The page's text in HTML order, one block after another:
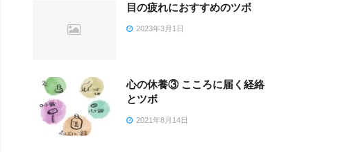
目の疲れにおすすめのツボ
2023年3月1日
心の休養③ こころに届く経絡
とツボ
2021年8月14日